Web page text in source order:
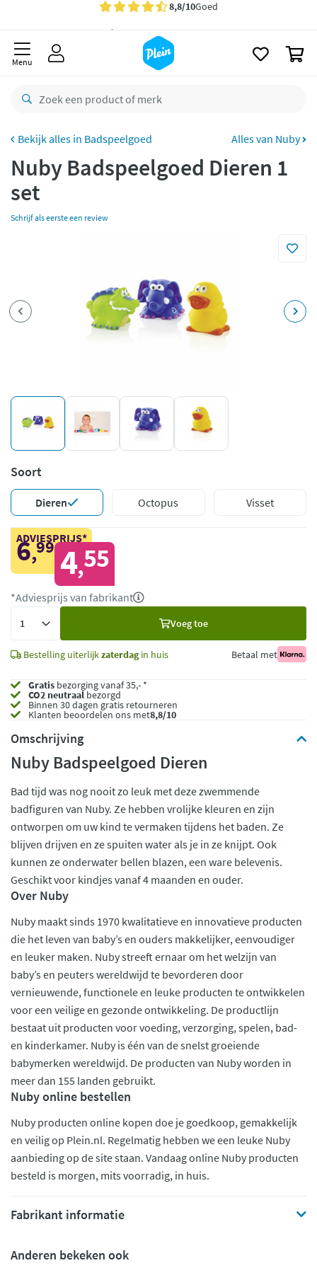
Gratisbezorging vanaf 35,- *
Bestelling uiterlijkzaterdag
retourneren
CO2 neutraal
Betaal met Klarna
Menu
Badspeelgoed Alles van Nuby
Nuby Badspeelgoed Dieren 1
set
Schrijf als eerste een review
Soort
Dieren Octopus Visset
ADVIESPRIJS*
6,99 4,55
*Adviesprijs van fabrikant
Voeg toe
Bestelling uiterlijkzaterdagin huis Betaal met
Gratis bezorging vanaf 35,- *
CO2 neutraalbezorgd
Binnen 30 dagen gratis retourneren
Klanten beoordelen ons met8,8/10
Omschrijving
Nuby Badspeelgoed Dieren
Bad tijd was nog nooit zo leuk met deze zwemmende
badfiguren van Nuby. Ze hebben vrolijke kleuren en zijn
ontworpen om uw kind te vermaken tijdens het baden. Ze
blijven drijven en ze spuiten water als je in ze knijpt. Ook
kunnen ze onderwater bellen blazen, een ware belevenis.
Geschikt voor kindjes vanaf 4 maanden en ouder.
Over Nuby
Nuby maakt sinds 1970 kwalitatieve en innovatieve producten
die het leven van baby’s en ouders makkelijker, eenvoudiger
en leuker maken. Nuby streeft ernaar om het welzijn van
baby’s en peuters wereldwijd te bevorderen door
vernieuwende, functionele en leuke producten te ontwikkelen
voor een veilige en gezonde ontwikkeling. De productlijn
bestaat uit producten voor voeding, verzorging, spelen, bad-
en kinderkamer. Nuby is één van de snelst groeiende
babymerken wereldwijd. De producten van Nuby worden in
meer dan 155 landen gebruikt.
Nuby online bestellen
Nuby producten online kopen doe je goedkoop, gemakkelijk
en veilig op Plein.nl. Regelmatig hebben we een leuke Nuby
aanbieding op de site staan. Vandaag online Nuby producten
besteld is morgen, mits voorradig, in huis.
Fabrikant informatie
Anderen bekeken ook